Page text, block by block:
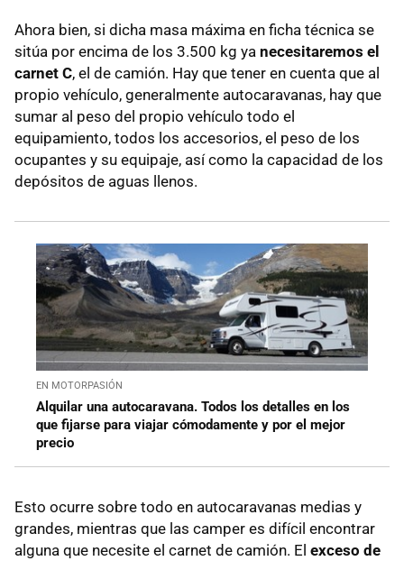
Ahora bien, si dicha masa máxima en ficha técnica se
sitúa por encima de los 3.500 kg ya necesitaremos el
carnet C, el de camión. Hay que tener en cuenta que al
propio vehículo, generalmente autocaravanas, hay que
sumar al peso del propio vehículo todo el
equipamiento, todos los accesorios, el peso de los
ocupantes y su equipaje, así como la capacidad de los
depósitos de aguas llenos.
EN MOTORPASIÓN
Alquilar una autocaravana. Todos los detalles en los
que fijarse para viajar cómodamente y por el mejor
precio
Esto ocurre sobre todo en autocaravanas medias y
grandes, mientras que las camper es difícil encontrar
alguna que necesite el carnet de camión. El exceso de